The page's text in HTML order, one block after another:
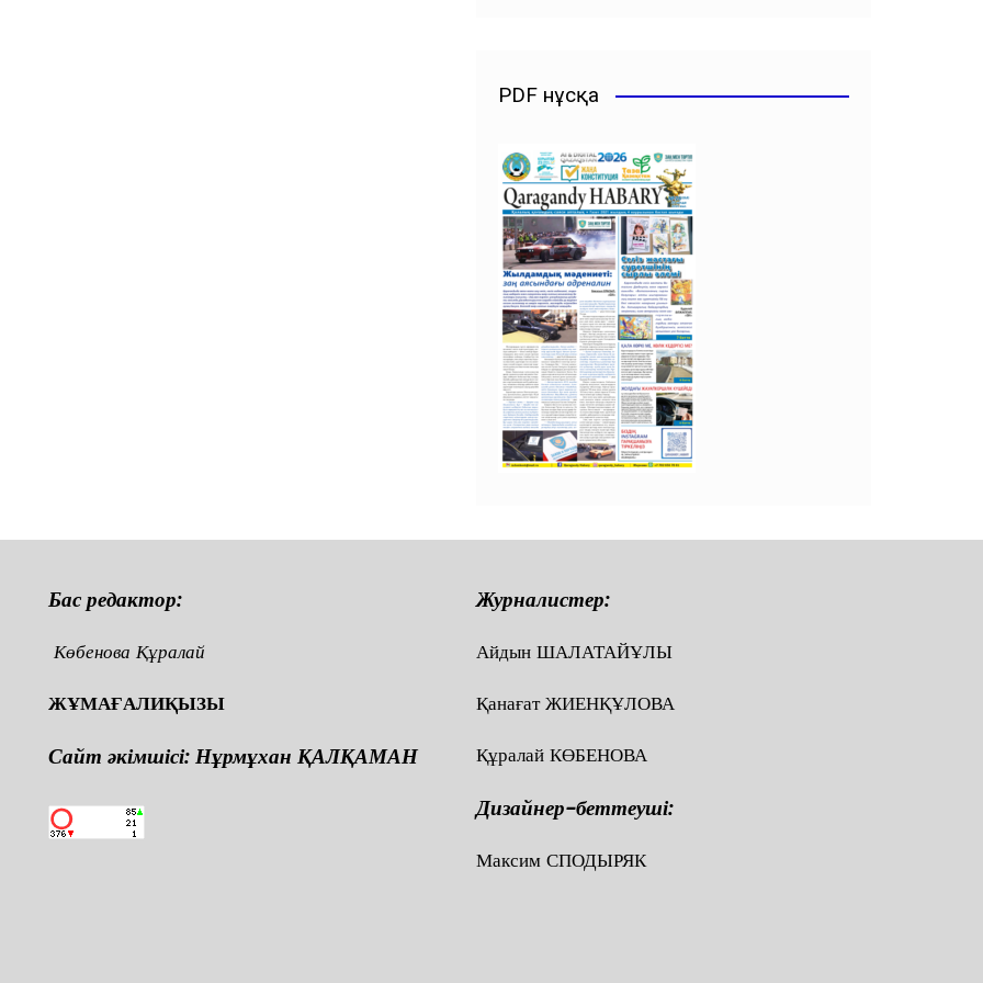
PDF нұсқа
Бас редактор:
Көбенова Құралай
ЖҰМАҒАЛИҚЫЗЫ
Сайт әкімшісі: Нұрмұхан ҚАЛҚАМАН
Журналистер:
Айдын ШАЛАТАЙҰЛЫ
Қанағат ЖИЕНҚҰЛОВА
Құралай КӨБЕНОВА
Дизайнер-беттеуші:
Максим СПОДЫРЯК